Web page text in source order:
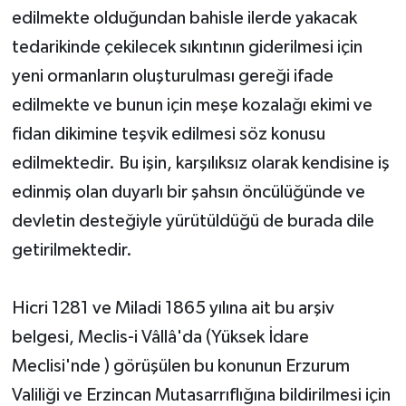
edilmekte olduğundan bahisle ilerde yakacak
tedarikinde çekilecek sıkıntının giderilmesi için
yeni ormanların oluşturulması gereği ifade
edilmekte ve bunun için meşe kozalağı ekimi ve
fidan dikimine teşvik edilmesi söz konusu
edilmektedir. Bu işin, karşılıksız olarak kendisine iş
edinmiş olan duyarlı bir şahsın öncülüğünde ve
devletin desteğiyle yürütüldüğü de burada dile
getirilmektedir.
Hicri 1281 ve Miladi 1865 yılına ait bu arşiv
belgesi, Meclis-i Vâllâ'da (Yüksek İdare
Meclisi'nde ) görüşülen bu konunun Erzurum
Valiliği ve Erzincan Mutasarrıflığına bildirilmesi için